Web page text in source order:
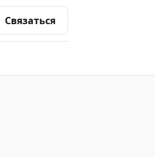
Связаться